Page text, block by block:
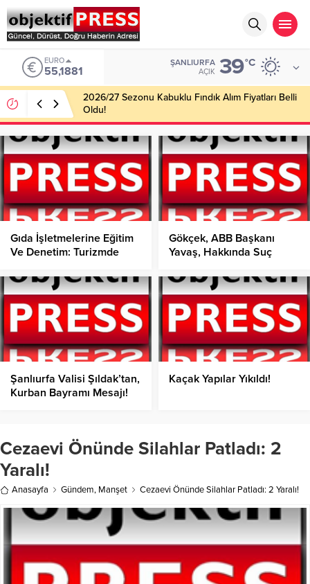
EURO
55,1881
ŞANLIURFA
AÇIK 39°C
2026/27 Sezonu Kabuklu Fındık Alım Fiyatları Belli
Oldu!
Gıda İşletmelerine Eğitim
Ve Denetim: Turizmde
Gökçek, ABB Başkanı
Yavaş, Hakkında Suç
Şanlıurfa Valisi Şıldak’tan,
Kurban Bayramı Mesajı!
Kaçak Yapılar Yıkıldı!
Cezaevi Önünde Silahlar Patladı: 2
Yaralı!
Anasayfa Gündem, Manşet Cezaevi Önünde Silahlar Patladı: 2 Yaralı!